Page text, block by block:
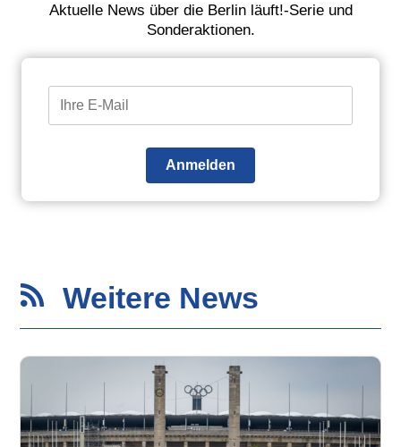
Aktuelle News über die Berlin läuft!-Serie und
Sonderaktionen.
Anmelden
 Weitere News